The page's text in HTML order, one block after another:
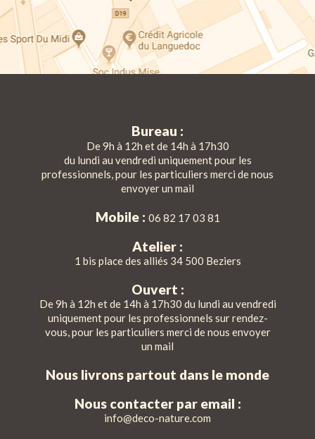
Bureau :
De 9h à 12h et de 14h à 17h30
du lundi au vendredi uniquement pour les
professionnels, pour les particuliers merci de nous
envoyer un mail
Mobile : 06 82 17 03 81
Atelier :
1 bis place des alliés 34 500 Beziers
Ouvert :
De 9h à 12h et de 14h à 17h30 du lundi au vendredi
uniquement pour les professionnels sur rendez-
vous, pour les particuliers merci de nous envoyer
un mail
Nous livrons partout dans le monde
Nous contacter par email :
info@deco-nature.com